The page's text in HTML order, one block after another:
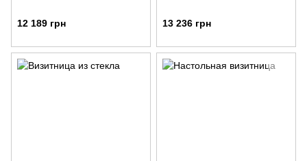
12 189 грн 13 236 грн